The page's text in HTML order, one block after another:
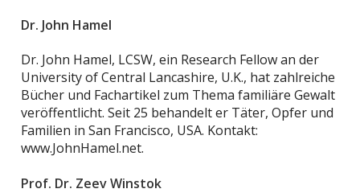
Dr. John Hamel
Dr. John Hamel, LCSW, ein Research Fellow an der
University of Central Lancashire, U.K., hat zahlreiche
Bücher und Fachartikel zum Thema familiäre Gewalt
veröffentlicht. Seit 25 behandelt er Täter, Opfer und
Familien in San Francisco, USA. Kontakt:
www.JohnHamel.net.
Prof. Dr. Zeev Winstok